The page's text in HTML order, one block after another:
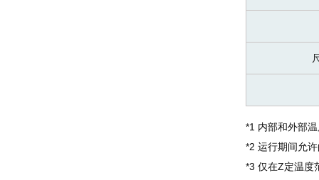
*1 内部和外部
*2 运行期间允
*3 仅在Z定温度